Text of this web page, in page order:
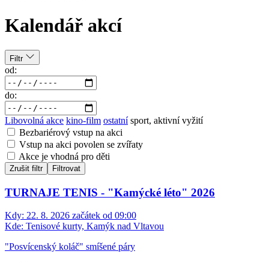
Kalendář akcí
Filtr
od:
do:
Libovolná akce kino-film ostatní sport, aktivní vyžití
Bezbariérový vstup na akci
Vstup na akci povolen se zvířaty
Akce je vhodná pro děti
Zrušit filtr Filtrovat
TURNAJE TENIS - "Kamýcké léto" 2026
Kdy: 22. 8. 2026 začátek od 09:00
Kde: Tenisové kurty, Kamýk nad Vltavou
"Posvícenský koláč" smíšené páry